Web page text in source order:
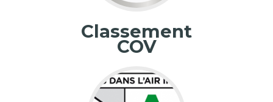
Classement
COV